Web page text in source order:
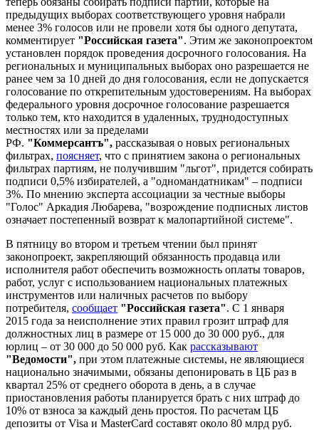
предыдущих выборах соответствующего уровня набрали
менее 3% голосов или не провели хотя бы одного депутата,
комментирует "Российская газета". Этим же законопроектом
установлен порядок проведения досрочного голосования. На
региональных и муниципальных выборах оно разрешается не
ранее чем за 10 дней до дня голосования, если не допускается
голосование по открепительным удостоверениям. На выборах
федерального уровня досрочное голосование разрешается
только тем, кто находится в удаленных, труднодоступных
местностях или за пределами
РФ. "Коммерсантъ", рассказывая о новых региональных
фильтрах, поясняет, что с принятием закона о региональных
фильтрах партиям, не получившим "льгот", придется собирать
подписи 0,5% избирателей, а "одномандатникам" – подписи
3%. По мнению эксперта ассоциации за честные выборы
"Голос" Аркадия Любарева, "возрождение подписных листов
означает постепенный возврат к малопартийной системе".
В пятницу во втором и третьем чтении был принят
законопроект, закрепляющий обязанность продавца или
исполнителя работ обеспечить возможность оплаты товаров,
работ, услуг с использованием национальных платежных
инструментов или наличных расчетов по выбору
потребителя, сообщает "Российская газета". С 1 января
2015 года за неисполнение этих правил грозит штраф для
должностных лиц в размере от 15 000 до 30 000 руб., для
юрлиц – от 30 000 до 50 000 руб. Как рассказывают
"Ведомости", при этом платежные системы, не являющиеся
национально значимыми, обязаны депонировать в ЦБ раз в
квартал 25% от среднего оборота в день, а в случае
приостановления работы планируется брать с них штраф до
10% от взноса за каждый день простоя. По расчетам ЦБ
депозиты от Visa и MasterCard составят около 80 млрд руб.